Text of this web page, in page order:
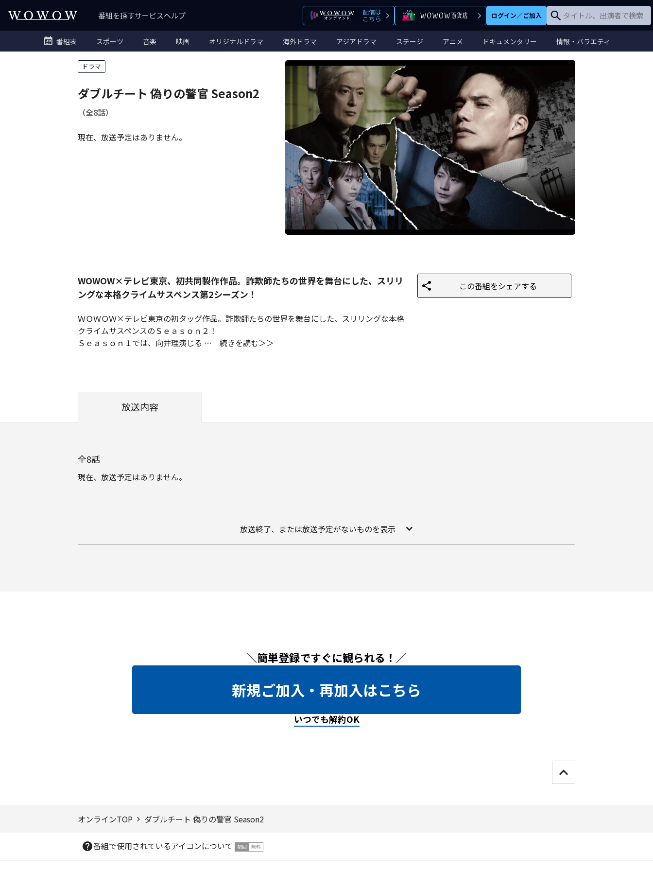
番組を探すサービスヘルプ 配信は
こちら ログイン／ご加入
番組表 スポーツ 音楽 映画 オリジナルドラマ 海外ドラマ アジアドラマ ステージ アニメ ドキュメンタリー 情報・バラエティ
ドラマ
ダブルチート 偽りの警官 Season2
（全8話）
現在、放送予定はありません。
WOWOW×テレビ東京、初共同製作作品。詐欺師たちの世界を舞台にした、スリリ
ングな本格クライムサスペンス第2シーズン！
ＷＯＷＯＷ×テレビ東京の初タッグ作品。詐欺師たちの世界を舞台にした、スリリングな本格
クライムサスペンスのＳｅａｓｏｎ２！
Ｓｅａｓｏｎ１では、向井理演じる
続きを読む
この番組をシェアする
放送内容
全8話
現在、放送予定はありません。
放送終了、または放送予定がないものを表示
＼簡単登録ですぐに観られる！／
新規ご加入・再加入はこちら
いつでも解約OK
オンラインTOP ダブルチート 偽りの警官 Season2
番組で使用されているアイコンについて